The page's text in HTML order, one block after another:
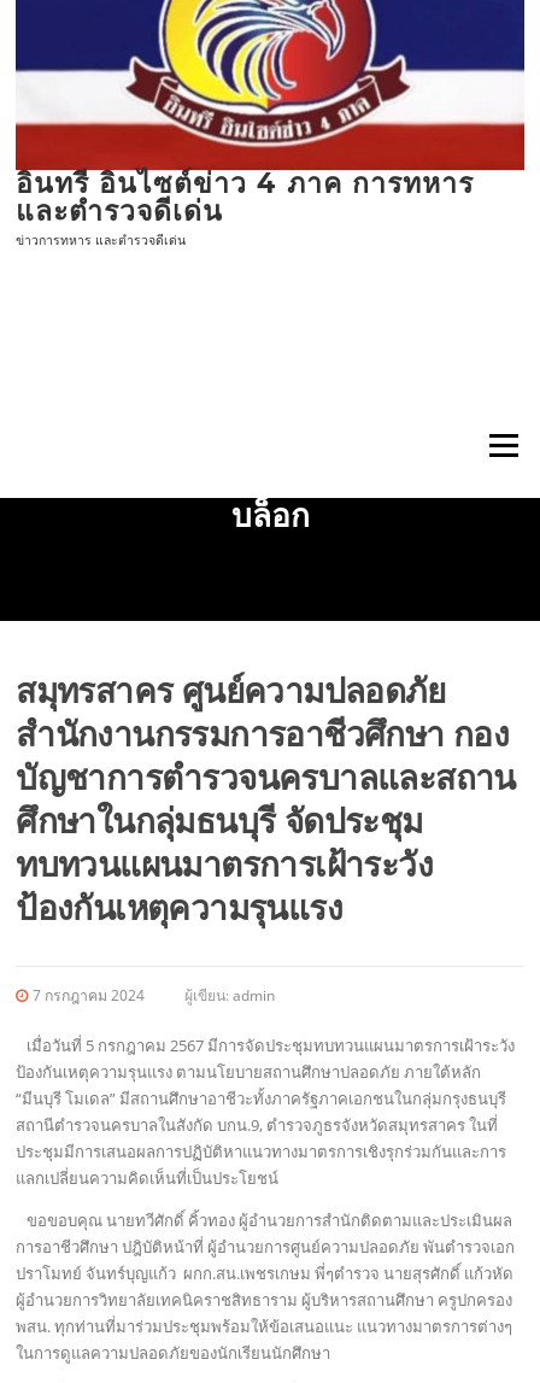
อินทรี อินไซต์ข่าว 4 ภาค การทหาร
และตำรวจดีเด่น
ข่าวการทหาร และตำรวจดีเด่น
เมนู
บล็อก
สมุทรสาคร ศูนย์ความปลอดภัย
สำนักงานกรรมการอาชีวศึกษา กอง
บัญชาการตำรวจนครบาลและสถาน
ศึกษาในกลุ่มธนบุรี จัดประชุม
ทบทวนแผนมาตรการเฝ้าระวัง
ป้องกันเหตุความรุนแรง
7 กรกฎาคม 2024 ผู้เขียน:admin
เมื่อวันที่ 5 กรกฎาคม 2567 มีการจัดประชุมทบทวนแผนมาตรการเฝ้าระวัง
ป้องกันเหตุความรุนแรง ตามนโยบายสถานศึกษาปลอดภัย ภายใต้หลัก
“มีนบุรี โมเดล” มีสถานศึกษาอาชีวะทั้งภาครัฐภาคเอกชนในกลุ่มกรุงธนบุรี
สถานีตำรวจนครบาลในสังกัด บกน.9, ตำรวจภูธรจังหวัดสมุทรสาคร ในที่
ประชุมมีการเสนอผลการปฏิบัติหาแนวทางมาตรการเชิงรุกร่วมกันและการ
แลกเปลี่ยนความคิดเห็นที่เป็นประโยชน์
ขอขอบคุณ นายทวีศักดิ์ คิ้วทอง ผู้อำนวยการสำนักติดตามและประเมินผล
การอาชีวศึกษา ปฎิบัติหน้าที่ ผู้อำนวยการศูนย์ความปลอดภัย พันตำรวจเอก
ปราโมทย์ จันทร์บุญแก้ว ผกก.สน.เพชรเกษม พี่ๆตำรวจ นายสุรศักดิ์ แก้วหัด
ผู้อำนวยการวิทยาลัยเทคนิคราชสิทธาราม ผู้บริหารสถานศึกษา ครูปกครอง
พสน. ทุกท่านที่มาร่วมประชุมพร้อมให้ข้อเสนอแนะ แนวทางมาตรการต่างๆ
ในการดูแลความปลอดภัยของนักเรียนนักศึกษา